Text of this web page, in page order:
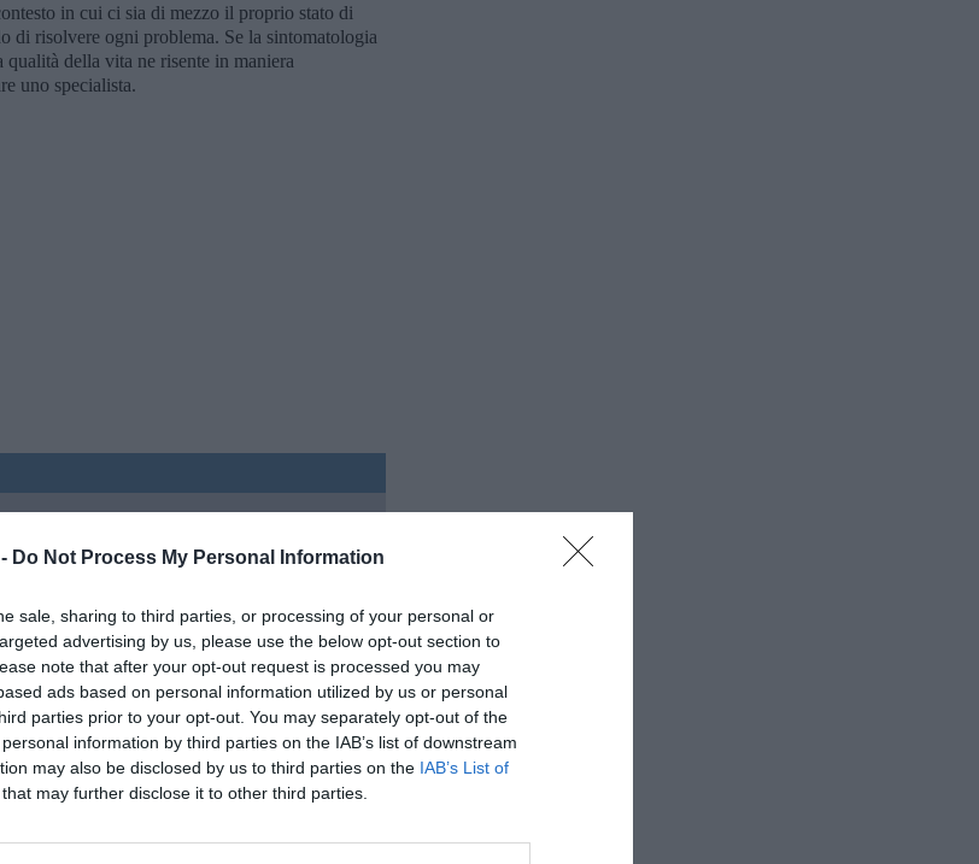
Do Not Process My Personal Information
sale, sharing to third parties, or processing of your personal or
advertising by us, please use the below opt-out section to
note that after your opt-out request is processed you may
ads based on personal information utilized by us or personal
parties prior to your opt-out. You may separately opt-out of the
information by third parties on the IAB’s list of downstream
may also be disclosed by us to third parties on the IAB’s List of
that may further disclose it to other third parties.
in cui ci sia di mezzo il proprio stato di
di risolvere ogni problema. Se la sintomatologia
qualità della vita ne risente in maniera
uno specialista.